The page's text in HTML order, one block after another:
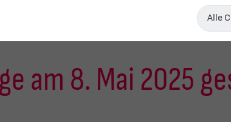
am 8. Mai 2025
Alle